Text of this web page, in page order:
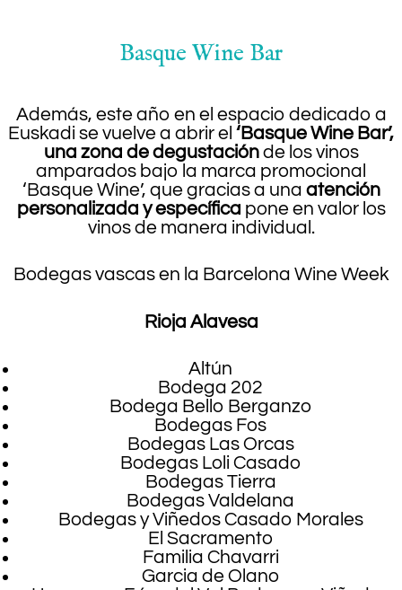
Basque Wine Bar
Además, este año en el espacio dedicado a
Euskadi se vuelve a abrir el ‘Basque Wine Bar’,
una zona de degustaciónde los vinos
amparados bajo la marca promocional
‘Basque Wine’, que gracias a una atención
personalizada y específica pone en valor los
vinos de manera individual.
Bodegas vascas en la Barcelona Wine Week
Rioja Alavesa
Altún
Bodega 202
Bodega Bello Berganzo
Bodegas Fos
Bodegas Las Orcas
Bodegas Loli Casado
Bodegas Tierra
Bodegas Valdelana
Bodegas y Viñedos Casado Morales
El Sacramento
Familia Chavarri
Garcia de Olano